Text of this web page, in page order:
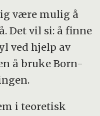
være mulig å
Det vil si: å finne
ved hjelp av
å bruke Born-
i teoretisk